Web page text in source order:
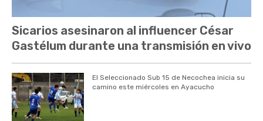
Sicarios asesinaron al influencer César
Gastélum durante una transmisión en vivo
El Seleccionado Sub 15 de Necochea inicia su
camino este miércoles en Ayacucho